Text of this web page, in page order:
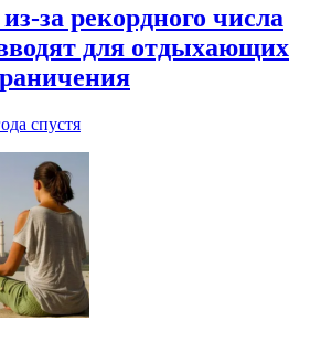
за рекордного числа
для отдыхающих
спустя